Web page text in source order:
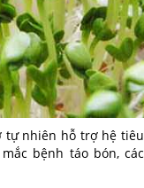
tự nhiên hỗ trợ hệ tiêu
bệnh táo bón, các